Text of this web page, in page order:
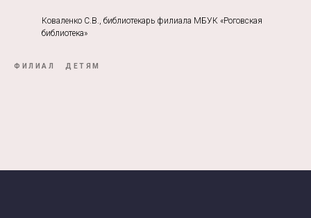
Коваленко С.В., библиотекарь филиала МБУК «Роговская
библиотека»
ФИЛИАЛ ДЕТЯМ